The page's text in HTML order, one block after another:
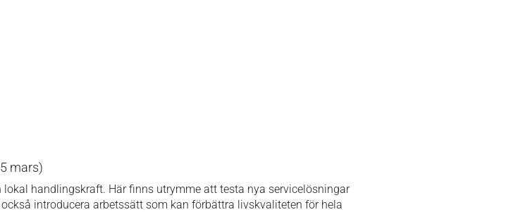
mars)
handlingskraft. Här finns utrymme att testa nya servicelösningar
introducera arbetssätt som kan förbättra livskvaliteten för hela